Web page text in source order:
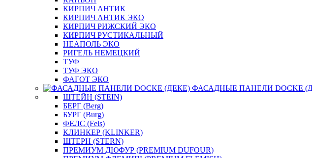
КИРПИЧ АНТИК
КИРПИЧ АНТИК ЭКО
КИРПИЧ РИЖСКИЙ ЭКО
КИРПИЧ РУСТИКАЛЬНЫЙ
НЕАПОЛЬ ЭКО
РИГЕЛЬ НЕМЕЦКИЙ
ТУФ
ТУФ ЭКО
ФАГОТ ЭКО
ФАСАДНЫЕ ПАНЕЛИ DOCKE
ШТЕЙН (STEIN)
БЕРГ (Berg)
БУРГ (Burg)
ФЕЛС (Fels)
КЛИНКЕР (KLINKER)
ШТЕРН (STERN)
ПРЕМИУМ ДЮФУР (PREMIUM DUFOUR)